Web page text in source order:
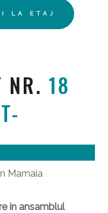
LA ETAJ
NR. 18
in ansamblul